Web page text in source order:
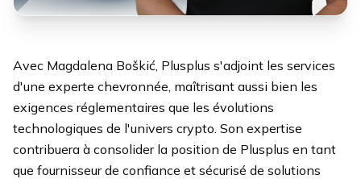
Avec Magdalena Boškić, Plusplus s'adjoint les services
d'une experte chevronnée, maîtrisant aussi bien les
exigences réglementaires que les évolutions
technologiques de l'univers crypto. Son expertise
contribuera à consolider la position de Plusplus en tant
que fournisseur de confiance et sécurisé de solutions